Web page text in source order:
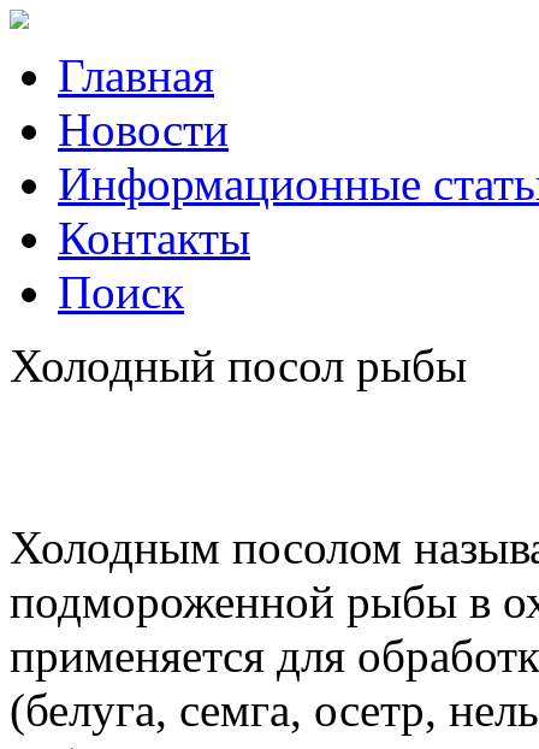
Главная
Новости
Информационные
Контакты
Поиск
Холодный посол рыбы
Холодным посолом
подмороженной рыбы в
применяется для
(белуга, семга, осетр,